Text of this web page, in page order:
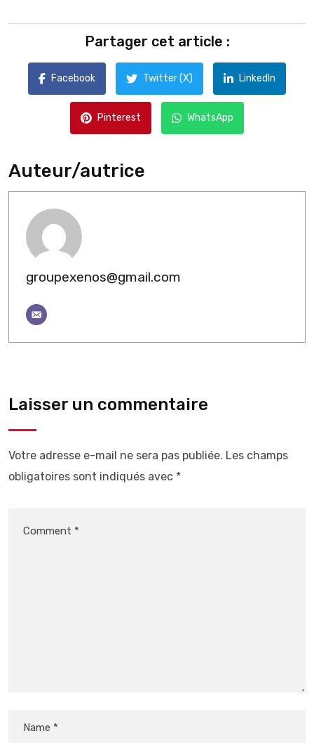
Partager cet article :
Facebook Twitter (X) LinkedIn
Pinterest WhatsApp
Auteur/autrice
groupexenos@gmail.com
Laisser un commentaire
Votre adresse e-mail ne sera pas publiée. Les champs
obligatoires sont indiqués avec *